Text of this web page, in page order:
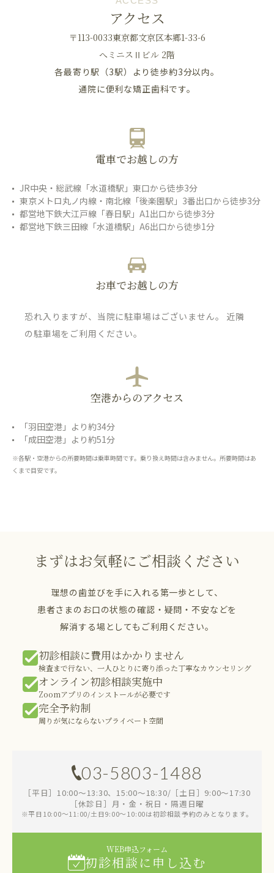
アクセス
〒113-0033東京都文京区本郷1-33-6
へミニスⅡビル 2階
各最寄り駅（3駅）より徒歩約3分以内。
通院に便利な矯正歯科です。
電車でお越しの方
JR中央・総武線「水道橋駅」東口から徒歩3分
東京メトロ丸ノ内線・南北線「後楽園駅」3番出口から徒歩3分
都営地下鉄大江戸線「春日駅」A1出口から徒歩3分
都営地下鉄三田線「水道橋駅」A6出口から徒歩1分
お車でお越しの方
恐れ入りますが、当院に駐車場はございません。 近隣
の駐車場をご利用ください。
空港からのアクセス
「羽田空港」より約34分
「成田空港」より約51分
※各駅・空港からの所要時間は乗車時間です。乗り換え時間は含みません。所要時間はあ
くまで目安です。
まずはお気軽にご相談ください
理想の歯並びを手に入れる第一歩として、
患者さまのお口の状態の確認・疑問・不安などを
解消する場としてもご利用ください。
初診相談に費用はかかりません
検査まで行ない、一人ひとりに寄り添った丁寧なカウンセリング
オンライン初診相談実施中
Zoomアプリのインストールが必要です
完全予約制
周りが気にならないプライベート空間
03-5803-1488
［平日］10:00～13:30、15:00～18:30/［土日］9:00～17:30
［休診日］月・金・祝日・隔週日曜
※平日10:00～11:00/土日9:00～10:00は初診相談予約のみとなります。
WEB申込フォーム
初診相談に申し込む